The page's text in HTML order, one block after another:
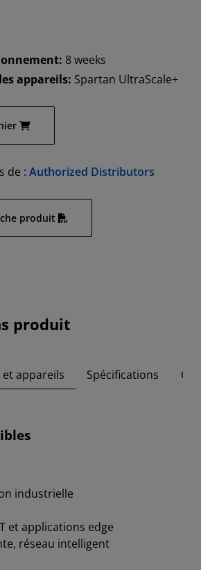
8 weeks
appareils: Spartan UltraScale+
de : Authorized Distributors
produit
produit
appareils Spécifications
industrielle
et applications edge
réseau intelligent